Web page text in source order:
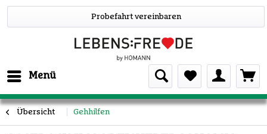
Probefahrt vereinbaren
Menü
Übersicht Gehhilfen